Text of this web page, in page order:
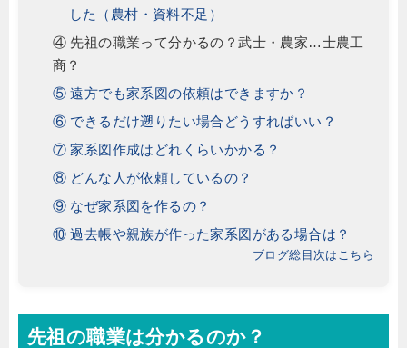
した（農村・資料不足）
④ 先祖の職業って分かるの？武士・農家…士農工
商？
⑤ 遠方でも家系図の依頼はできますか？
⑥ できるだけ遡りたい場合どうすればいい？
⑦ 家系図作成はどれくらいかかる？
⑧ どんな人が依頼しているの？
⑨ なぜ家系図を作るの？
⑩ 過去帳や親族が作った家系図がある場合は？
ブログ総目次はこちら
先祖の職業は分かるのか？